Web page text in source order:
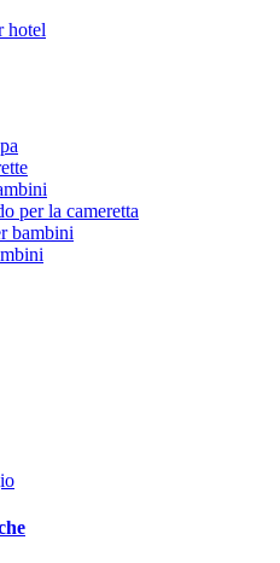
hotel
per la cameretta
bambini